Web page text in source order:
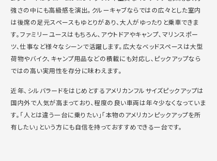
強さの中にも高級感を演出。 クルーキャブならではの広々とした室内
は後席の足元スペースもゆ とりがあり、大人がゆったりと乗車できま
す。ファミリーユースはもちろん、アウトドアやキャンプ、 マリンスポー
ツ、仕事など様々なシーンで活躍します。 広大なベッドスペースは大型
荷物やバイク、 キャンプ用品などの積載にも対応し、 ピックアップなら
ではの高い実用性を存分に味わえます。
近年、 シルバラードをはじめとするアメリカンフルサイズピックアップは
国内外で人気が高まっており、程度の良い車両は年々少なくなっていま
す。「 人とは違う一台に乗りたい」「本物のアメリカンピックアップを所
有したい」 という方にも自信を持っておすすめできる一台です。